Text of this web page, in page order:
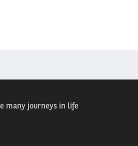
many journeys in life